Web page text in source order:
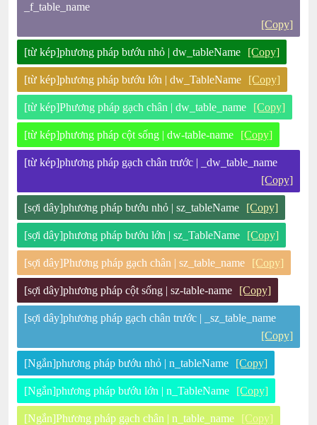
_f_table_name
[Copy]
[từ kép]phương pháp bướu nhỏ | dw_tableName [Copy]
[từ kép]phương pháp bướu lớn | dw_TableName [Copy]
[từ kép]Phương pháp gạch chân | dw_table_name [Copy]
[từ kép]phương pháp cột sống | dw-table-name [Copy]
[từ kép]phương pháp gạch chân trước | _dw_table_name
[Copy]
[sợi dây]phương pháp bướu nhỏ | sz_tableName [Copy]
[sợi dây]phương pháp bướu lớn | sz_TableName [Copy]
[sợi dây]Phương pháp gạch chân | sz_table_name [Copy]
[sợi dây]phương pháp cột sống | sz-table-name [Copy]
[sợi dây]phương pháp gạch chân trước | _sz_table_name
[Copy]
[Ngắn]phương pháp bướu nhỏ | n_tableName [Copy]
[Ngắn]phương pháp bướu lớn | n_TableName [Copy]
[Ngắn]Phương pháp gạch chân | n_table_name [Copy]